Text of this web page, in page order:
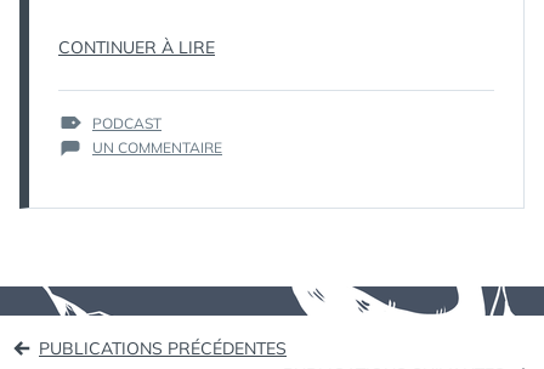
CONTINUER À LIRE« MORNING
ÉTIQUETTES :
PODCAST
UN COMMENTAIRESUR
PODCASTS
Navigation
PUBLICATIONS PRÉCÉDENTES